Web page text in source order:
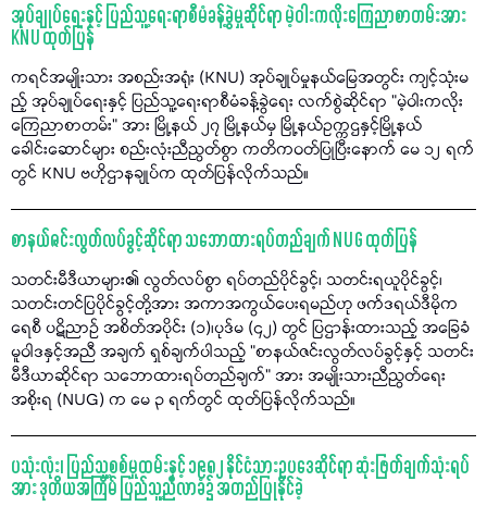
အုပ်ချုပ်ရေးနှင့် ပြည်သူ့ရေးရာစီမံခန့်ခွဲမှုဆိုင်ရာ မဲ့ဝါးကလိုးကြေညာစာတမ်းအား
KNU ထုတ်ပြန်
ကရင်အမျိုးသား အစည်းအရုံး (KNU) အုပ်ချုပ်မှုနယ်မြေအတွင်း ကျင့်သုံးမ
ည့် အုပ်ချုပ်ရေးနှင့် ပြည်သူ့ရေးရာစီမံခန့်ခွဲရေး လက်စွဲဆိုင်ရာ "မဲ့ဝါးကလိုး
ကြေညာစာတမ်း" အား မြို့နယ် ၂၇ မြို့နယ်မှ မြို့နယ်ဥက္ကဌနှင့်မြို့နယ်
ခေါင်းဆောင်များ စည်းလုံးညီညွတ်စွာ ကတိကဝတ်ပြုပြီးနောက် မေ ၁၂ ရက်
တွင် KNU ဗဟိုဌာနချုပ်က ထုတ်ပြန်လိုက်သည်။
စာနယ်ဇင်းလွတ်လပ်ခွင့်ဆိုင်ရာ သဘောထားရပ်တည်ချက် NUG ထုတ်ပြန်
သတင်းမီဒီယာများ၏ လွတ်လပ်စွာ ရပ်တည်ပိုင်ခွင့်၊ သတင်းရယူပိုင်ခွင့်၊
သတင်းတင်ပြပိုင်ခွင့်တို့အား အကာအကွယ်ပေးရမည်ဟု ဖက်ဒရယ်ဒီမိုက
ရေစီ ပဋိညာဉ် အစိတ်အပိုင်း (၁)၊ပုဒ်မ (၄၂) တွင် ပြဌာန်းထားသည့် အခြေခံ
မူဝါဒနှင့်အညီ အချက် ရှစ်ချက်ပါသည့် "စာနယ်ဇင်းလွတ်လပ်ခွင့်နှင့် သတင်း
မီဒီယာဆိုင်ရာ သဘောထားရပ်တည်ချက်" အား အမျိုးသားညီညွတ်ရေး
အစိုးရ (NUG) က မေ ၃ ရက်တွင် ထုတ်ပြန်လိုက်သည်။
ပသုံးလုံး၊ ပြည်သူ့စစ်မှုထမ်းနှင့် ၁၉၈၂ နိုင်ငံသားဥပဒေဆိုင်ရာ ဆုံးဖြတ်ချက်သုံးရပ်
အား ဒုတိယအကြိမ် ပြည်သူ့ညီလာခံ၌ အတည်ပြုနိုင်ခဲ့